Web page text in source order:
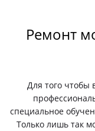
Ремонт
Для того чтобы
специальное
Только лишь так